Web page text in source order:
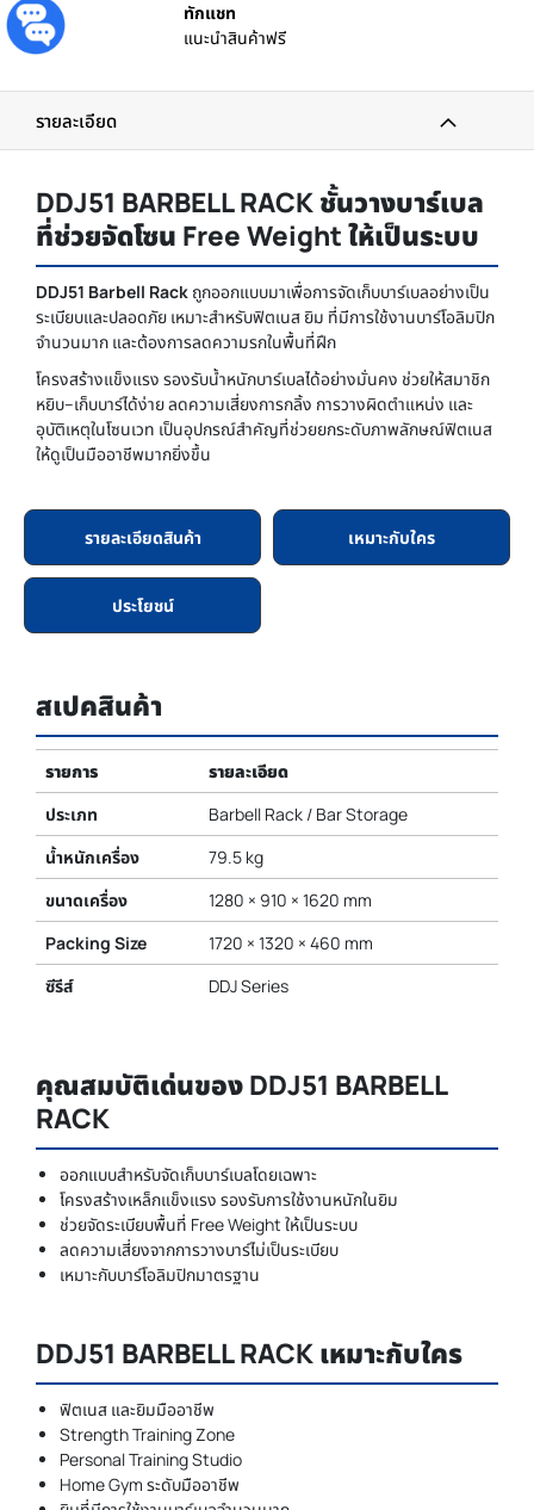
ทักแชท
แนะนำสินค้าฟรี
รายละเอียด
DDJ51 BARBELL RACK ชั้นวางบาร์เบล
ที่ช่วยจัดโซน Free Weight ให้เป็นระบบ
DDJ51 Barbell Rack ถูกออกแบบมาเพื่อการจัดเก็บบาร์เบลอย่างเป็น
ระเบียบและปลอดภัย เหมาะสำหรับฟิตเนส ยิม ที่มีการใช้งานบาร์โอลิมปิก
จำนวนมาก และต้องการลดความรกในพื้นที่ฝึก
โครงสร้างแข็งแรง รองรับน้ำหนักบาร์เบลได้อย่างมั่นคง ช่วยให้สมาชิก
หยิบ–เก็บบาร์ได้ง่าย ลดความเสี่ยงการกลิ้ง การวางผิดตำแหน่ง และ
อุบัติเหตุในโซนเวท เป็นอุปกรณ์สำคัญที่ช่วยยกระดับภาพลักษณ์ฟิตเนส
ให้ดูเป็นมืออาชีพมากยิ่งขึ้น
รายละเอียดสินค้า เหมาะกับใคร
ประโยชน์
สเปคสินค้า
รายการ
รายละเอียด
ประเภท
Barbell Rack / Bar Storage
น้ำหนักเครื่อง
79.5 kg
ขนาดเครื่อง
1280 × 910 × 1620 mm
Packing Size
1720 × 1320 × 460 mm
ซีรีส์
DDJ Series
คุณสมบัติเด่นของ DDJ51 BARBELL
RACK
ออกแบบสำหรับจัดเก็บบาร์เบลโดยเฉพาะ
โครงสร้างเหล็กแข็งแรง รองรับการใช้งานหนักในยิม
ช่วยจัดระเบียบพื้นที่ Free Weight ให้เป็นระบบ
ลดความเสี่ยงจากการวางบาร์ไม่เป็นระเบียบ
เหมาะกับบาร์โอลิมปิกมาตรฐาน
DDJ51 BARBELL RACK เหมาะกับใคร
ฟิตเนส และยิมมืออาชีพ
Strength Training Zone
Personal Training Studio
Home Gym ระดับมืออาชีพ